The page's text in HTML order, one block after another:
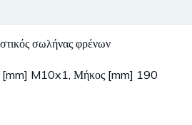
σωλήνας φρένων
[mm] M10x1, Μήκος [mm] 190